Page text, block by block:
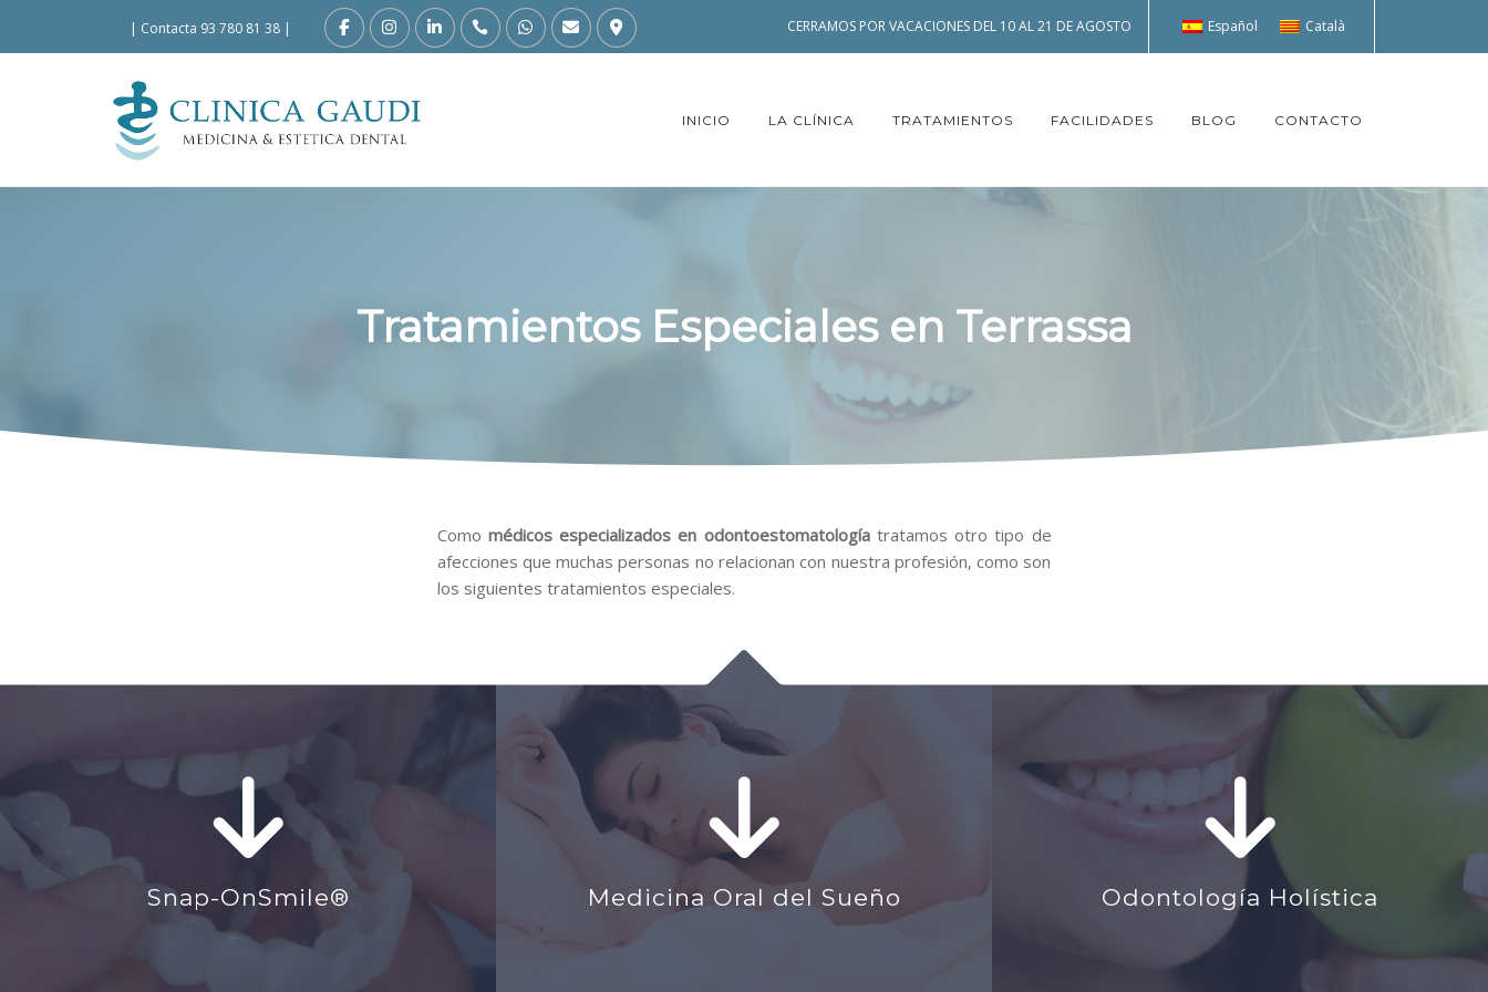
| Contacta 93 780 81 38 | CERRAMOS POR VACACIONES DEL 10 AL 21 DE AGOSTO Español Català
INICIO LA CLÍNICA TRATAMIENTOS FACILIDADES BLOG CONTACTO
Tratamientos Especiales en Terrassa
Como médicos especializados en odontoestomatologíatratamos otro tipo de
afecciones que muchas personas no relacionan con nuestra profesión, como son
los siguientes tratamientos especiales.
Snap-OnSmile® Medicina Oral del Sueño Odontología Holística